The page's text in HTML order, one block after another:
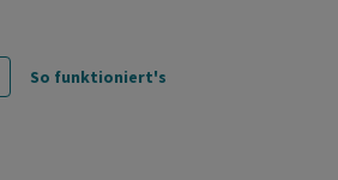
So funktioniert's